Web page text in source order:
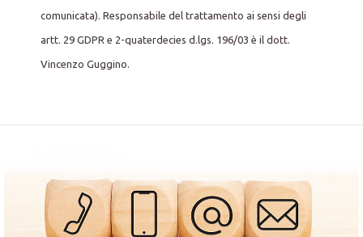
comunicata). Responsabile del trattamento ai sensi degli
artt. 29 GDPR e 2-quaterdecies d.lgs. 196/03 è il dott.
Vincenzo Guggino.